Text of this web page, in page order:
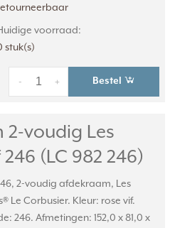
voorraad:
stuk(s)
+
- Bestel
2-voudig Les
(LC 982 246)
2-voudig afdekraam, Les
Le Corbusier. Kleur: rose vif.
246. Afmetingen: 152,0 x 81,0 x